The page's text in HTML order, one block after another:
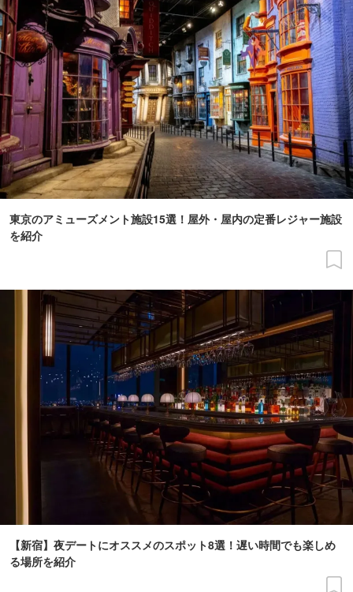
東京のアミューズメント施設15選！屋外・屋内の定番レジャー施設
を紹介
【新宿】夜デートにオススメのスポット8選！遅い時間でも楽しめ
る場所を紹介